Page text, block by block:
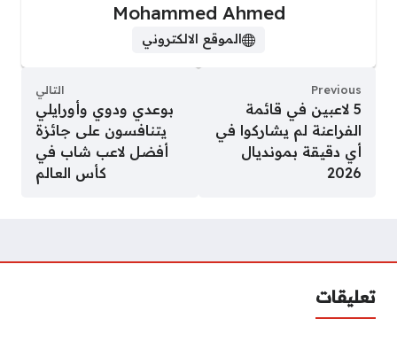
Mohammed Ahmed
الموقع الالكتروني
Previous
5 لاعبين في قائمة
الفراعنة لم يشاركوا في
أي دقيقة بمونديال
2026
التالي
بوعدي ودوي وأورايلي
يتنافسون على جائزة
أفضل لاعب شاب في
كأس العالم
تعليقات